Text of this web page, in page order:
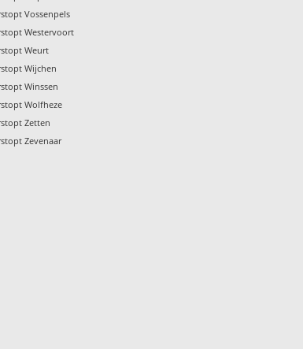
Vossenpels
Westervoort
Weurt
Wijchen
Winssen
Wolfheze
Zetten
Zevenaar